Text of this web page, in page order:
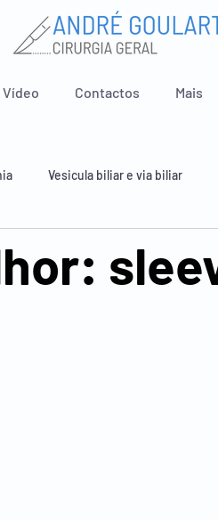
Vídeo Contactos Mais
Vesicula biliar e via biliar